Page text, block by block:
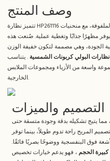
وصف المنتج
تتميز نظارة HP261116 بتصميم كبير مستوحى من النظارات الملفوفة، مع منحنيات
مظهرًا جذابًا وتغطية عملية. صُنعت هذه
الجودة، وهي مصممة لتكون خفيفة الوزن
نظارات البولي كربونات الشمسية . يتناسب
واسعة من الأزياء ومجموعات الملابس
الخارجية.
التصميم والميزات
مما يتيح تشكيله بدقة وجودة متسقة حتى
المريح راحة تدوم طويلاً، بينما توفر
فوق البنفسجية ووضوحًا بصريًا فائقًا.
كبيرة الحجم ، فهو يدعم خيارات تخصيص